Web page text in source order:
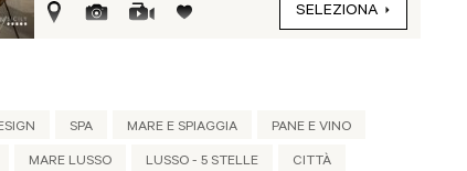
SELEZIONA
SPA MARE E SPIAGGIA PANE E VINO
MARE LUSSO LUSSO - 5 STELLE CITTÀ